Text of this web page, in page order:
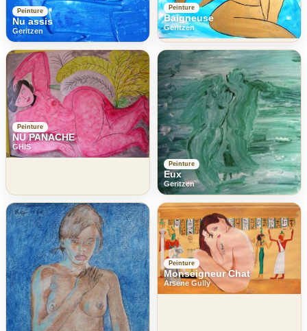
Peinture
Nu assis
Geritzen
Peinture
Baigneuse
Geritzen
Peinture
NU PANACHE
GHIS
Peinture
Eux
Geritzen
Peinture
Monseigneur Chat
Arsene Gully